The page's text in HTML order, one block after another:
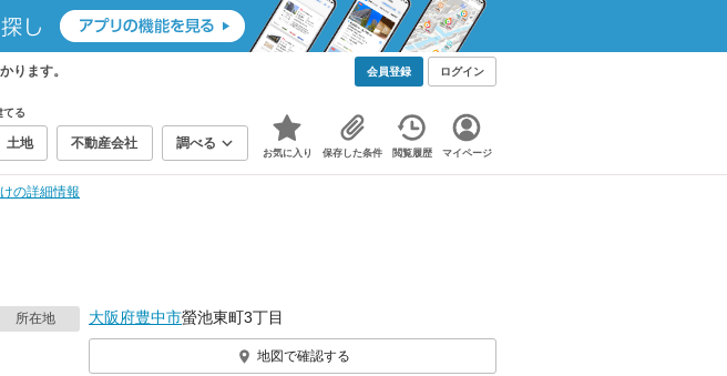
ります。 会員登録 ログイン
てる
土地 不動産会社 調べる
お気に入り 保存した条件 閲覧履歴 マイページ
の詳細情報
所在地 大阪府豊中市螢池東町3丁目
地図で確認する